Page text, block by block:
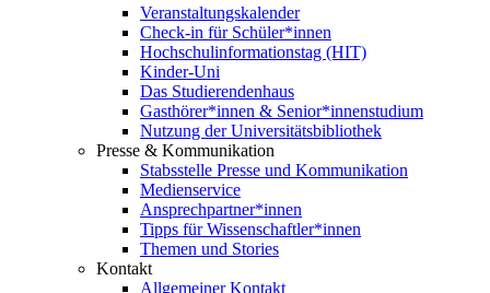
Veranstaltungskalender
Check-in für Schüler*innen
Hochschulinformationstag (HIT)
Kinder-Uni
Das Studierendenhaus
Gasthörer*innen & Senior*innenstudium
Nutzung der Universitätsbibliothek
Presse & Kommunikation
Stabsstelle Presse und Kommunikation
Medienservice
Ansprechpartner*innen
Tipps für Wissenschaftler*innen
Themen und Stories
Kontakt
Allgemeiner Kontakt